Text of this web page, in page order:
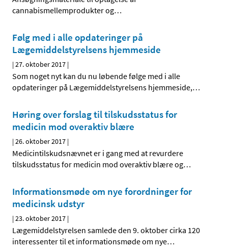
cannabismellemprodukter og…
Følg med i alle opdateringer på
Lægemiddelstyrelsens hjemmeside
|27. oktober 2017 |
Som noget nyt kan du nu løbende følge med i alle
opdateringer på Lægemiddelstyrelsens hjemmeside,…
Høring over forslag til tilskudsstatus for
medicin mod overaktiv blære
|26. oktober 2017 |
Medicintilskudsnævnet er i gang med at revurdere
tilskudsstatus for medicin mod overaktiv blære og…
Informationsmøde om nye forordninger for
medicinsk udstyr
|23. oktober 2017 |
Lægemiddelstyrelsen samlede den 9. oktober cirka 120
interessenter til et informationsmøde om nye…